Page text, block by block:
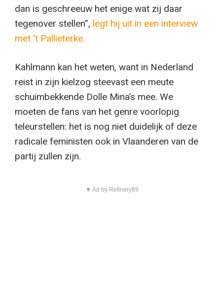
dan is geschreeuw het enige wat zij daar
tegenover stellen”, legt hij uit in een interview
met ‘t Pallieterke.
Kahlmann kan het weten, want in Nederland
reist in zijn kielzog steevast een meute
schuimbekkende Dolle Mina’s mee. We
moeten de fans van het genre voorlopig
teleurstellen: het is nog niet duidelijk of deze
radicale feministen ook in Vlaanderen van de
partij zullen zijn.
▼ Ad by Refinery89